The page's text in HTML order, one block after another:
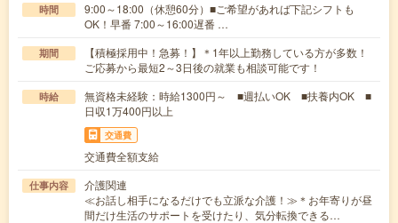
時間
9:00～18:00（休憩60分）■ご希望があれば下記シフトも
OK！早番 7:00～16:00遅番 …
期間
【積極採用中！急募！】＊1年以上勤務している方が多数！
ご応募から最短2～3日後の就業も相談可能です！
時給
無資格未経験：時給1300円～ ■週払いOK ■扶養内OK ■
日収1万400円以上
交通費
交通費全額支給
仕事内容
介護関連
≪お話し相手になるだけでも立派な介護！≫＊お年寄りが昼
間だけ生活のサポートを受けたり、気分転換できる…